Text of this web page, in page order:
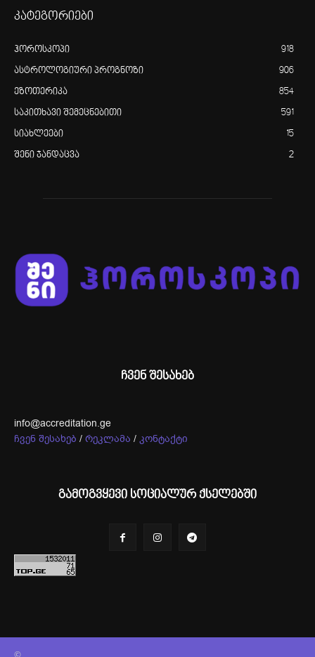
კატეგორიები
ჰოროსკოპი 918
ასტროლოგიური პროგნოზი 906
ეზოთერიკა 854
საკითხავი შემეცნებითი 591
სიახლეები 15
შენი ჯანდაცვა 2
ჩვენ შესახებ
info@accreditation.ge
ჩვენ შესახებ / რეკლამა / კონტაქტი
გამოგვყევი სოციალურ ქსელებში